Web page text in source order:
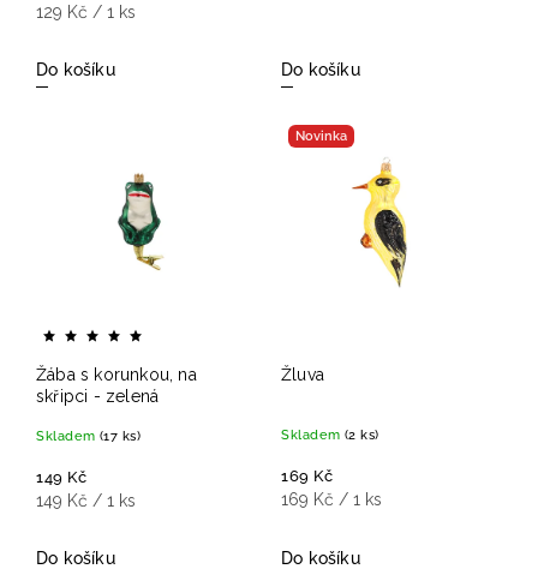
129 Kč / 1 ks
Do košíku Do košíku
Žába s korunkou, na
skřipci - zelená
Skladem (17 ks)
149 Kč
149 Kč / 1 ks
Do košíku
Novinka
Žluva
Skladem (2 ks)
169 Kč
169 Kč / 1 ks
Do košíku